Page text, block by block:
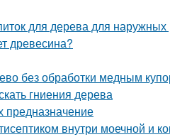
для дерева для наружных
древесина?
без обработки медным
гниения дерева
предназначение
внутри моечной и